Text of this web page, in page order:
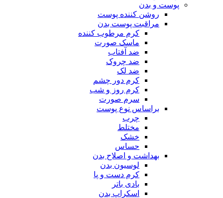
پوست و بدن
روشن کننده پوست
مراقبت پوست بدن
کرم مرطوب کننده
ماسک صورت
ضد آفتاب
ضد چروک
ضد لک
کرم دور چشم
کرم روز و شب
سرم صورت
براساس نوع پوست
چرب
مختلط
خشک
حساس
بهداشت و اصلاح بدن
لوسیون بدن
کرم دست و پا
بادی باتر
اسکراپ بدن